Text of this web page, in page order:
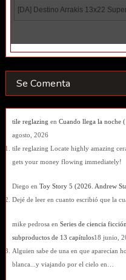
Se Comenta
tile reglazing en Cuando llega la noche
agosto, 2026
tile reglazing Locate highly amazing
gets your money flowing immediately!
Diego en Toy Story 5 (2026. Andrew
Dejé de leer en cuanto escribió que la
mike pedrosa en Series de ciencia
subproductos de 13 capítulos18 junio,
Alguien sabe de una en que aparecían
blanca...y viajando por el cielo en…